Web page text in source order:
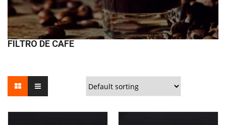
FILTRO DE CAFE